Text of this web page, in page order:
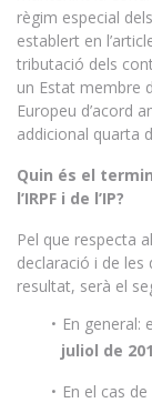
règim especial
establert en
tributació dels
un Estat membre
Europeu d’acord
addicional quarta
Quin és el
l’IRPF i de l’IP?
Pel que respecta
declaració i de les
resultat, serà el
En general:
juliol de
En el cas